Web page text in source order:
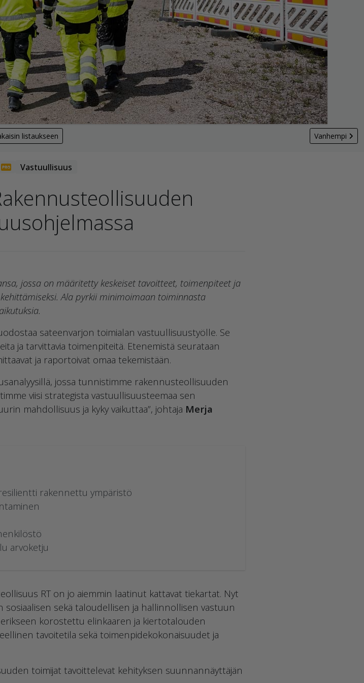
listaukseen Vanhempi
Vastuullisuus
jossa on määritetty keskeiset tavoitteet, toimenpiteet ja
Ala pyrkii minimoimaan toiminnasta
sateenvarjon toimialan vastuullisuustyölle. Se
ja tarvittavia toimenpiteitä. Etenemistä seurataan
ja raportoivat omaa tekemistään.
jossa tunnistimme rakennusteollisuuden
viisi strategista vastuullisuusteemaa sen
mahdollisuus ja kyky vaikuttaa”, johtaja Merja
rakennettu ympäristö
arvoketju
RT on jo aiemmin laatinut kattavat tiekartat. Nyt
sekä taloudellisen ja hallinnollisen vastuun
korostettu elinkaaren ja kiertotalouden
tavoitetila sekä toimenpidekokonaisuudet ja
toimijat tavoittelevat kehityksen suunnannäyttäjän